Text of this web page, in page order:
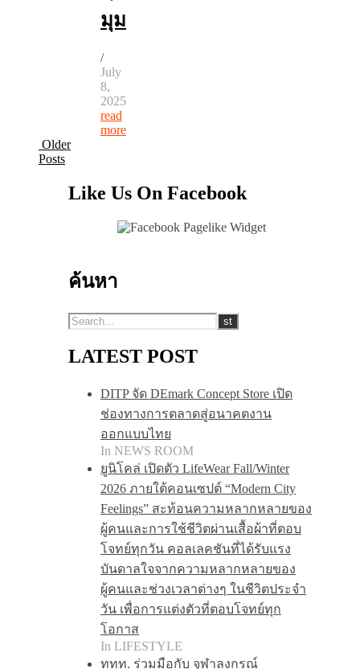
มุม
/
July
8,
2025
read
more
Older
Posts
Like Us On Facebook
ค้นหา
LATEST POST
DITP จัด DEmark Concept Store เปิด
ช่องทางการตลาดสู่อนาคตงาน
ออกแบบไทย
In NEWS ROOM
ยูนิโคล่ เปิดตัว LifeWear Fall/Winter
2026 ภายใต้คอนเซปต์ “Modern City
Feelings” สะท้อนความหลากหลายของ
ผู้คนและการใช้ชีวิตผ่านเสื้อผ้าที่ตอบ
โจทย์ทุกวัน คอลเลคชันที่ได้รับแรง
บันดาลใจจากความหลากหลายของ
ผู้คนและช่วงเวลาต่างๆ ในชีวิตประจำ
วัน เพื่อการแต่งตัวที่ตอบโจทย์ทุก
โอกาส
In LIFESTYLE
ททท. ร่วมมือกับ จุฬาลงกรณ์